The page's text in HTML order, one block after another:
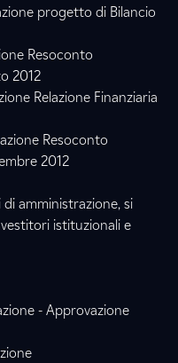
progetto di Bilancio
Resoconto
2012
Relazione Finanziaria
Resoconto
2012
di amministrazione, si
istituzionali e
- Approvazione